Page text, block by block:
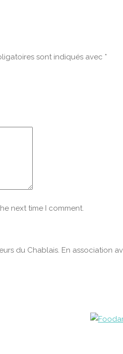
sont indiqués avec *
next time I comment.
du Chablais. En association